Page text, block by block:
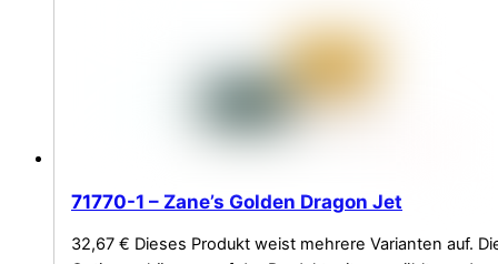
71770-1 – Zane’s Golden Dragon Jet
32,67 € Dieses Produkt weist mehrere Varianten auf.